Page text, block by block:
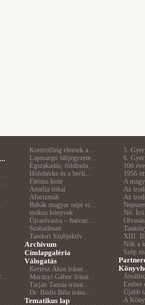
Kontrolling elemek a...
Lapmargó lábjegyzete...
Égszakadás, földindu...
Hófehérke és a berli...
Fátima keze
Amelia titkai
Aforizmák
Babák magyar népi vi...
mókus könyvek
Újraolvasva – hatvan...
Szabadmatt
Tandori Szubjektív
Archívum
Címlapgaléria
Válogatás
Kertész Ákos írásai...
Murányi Gábor írásai...
Tarján Tamás írásai...
Dr. Bódis Béla írása...
Tematikus lap
5.
6.
100
1956
A
Az
Az
Nő.
XIII.
Nők a
Szép
Ember
Újabb
A